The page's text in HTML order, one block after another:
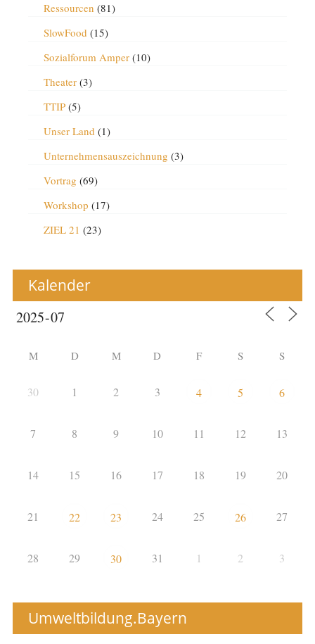
Ressourcen (81)
SlowFood (15)
Sozialforum Amper(10)
Theater(3)
TTIP(5)
Unser Land (1)
Unternehmensauszeichnung (3)
Vortrag (69)
Workshop (17)
ZIEL 21 (23)
Kalender
M D M D F S S
30 1 2 3 4 5 6
7 8 9 10 11 12 13
14 15 16 17 18 19 20
21 22 23 24 25 26 27
28 29 30 31 1 2 3
Umweltbildung.Bayern